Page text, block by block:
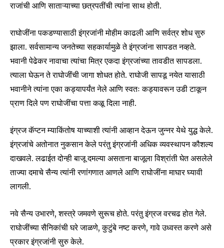
SUBSCRIBERS and be part of the
conversation.
To subscribe, simply enter your email address on our website
or click the subscribe button below. Don't worry, we respect
your privacy and won't spam your inbox. Your information is
राजांची आणि साताऱ्याच्या छत्रपतींची त्यांना साथ होती.
राघोजींना पकडण्यासाठी इंग्रजांनी मोहीम काढली आणि सर्वत्र शोध सुरु
झाला. सर्वसामान्य जनतेच्या सहकार्यामुळे ते इंग्रजांना सापडत नव्हते.
भवानी पेढेकर नावाचा त्यांचा मित्र एकदा इंग्रजांच्या तावडीत सापडला.
त्याला घेऊन ते राघोजींची जागा शोधत होते. राघोजी सापडू नयेत यासाठी
भवानीने त्यांना एका कड्यापर्यंत नेले आणि स्वतः कड्यावरून उडी टाकून
प्राण दिले पण राघोजींचा पत्ता कळू दिला नाही.
इंग्रज कॅप्टन म्याकिंतोष याच्याशी त्यांनी आव्हान देऊन जुन्नर येथे युद्ध केले.
इंग्रजांचे अतोनात नुकसान केले परंतु इंग्रजांनी अधिक व्यवस्थापन कौशल्य
दाखवले. लढाईत दोन्ही बाजू दमल्या असताना बाजूला विश्रांती घेत असलेले
ताज्या दमाचे सैन्य त्यांनी रणांगणात आणले आणि राघोजींना माघार घ्यावी
लागली.
नवे सैन्य उभारणे, शस्त्रे जमवणे सुरूच होते. परंतु इंग्रज वरचढ होत गेले.
राघोजींच्या सैनिकांची घरे जाळणे, कुटुंबे नष्ट करणे, गावे उध्वस्त करणे असे
प्रकार इंग्रजांनी सुरु केले.